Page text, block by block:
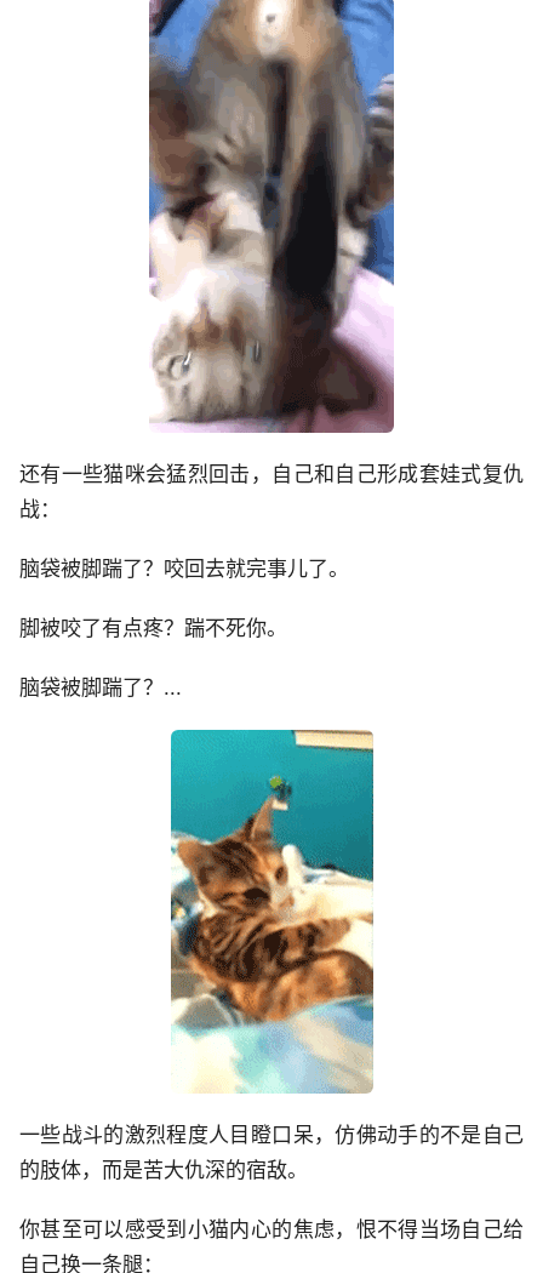
还有一些猫咪会猛烈回击，自己和自己形成套娃式复仇
战：
脑袋被脚踹了？咬回去就完事儿了。
脚被咬了有点疼？踹不死你。
脑袋被脚踹了？...
一些战斗的激烈程度人目瞪口呆，仿佛动手的不是自己
的肢体，而是苦大仇深的宿敌。
你甚至可以感受到小猫内心的焦虑，恨不得当场自己给
自己换一条腿：